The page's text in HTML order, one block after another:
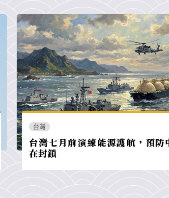
台灣
台灣七月前演練能源護航，預防
在封鎖